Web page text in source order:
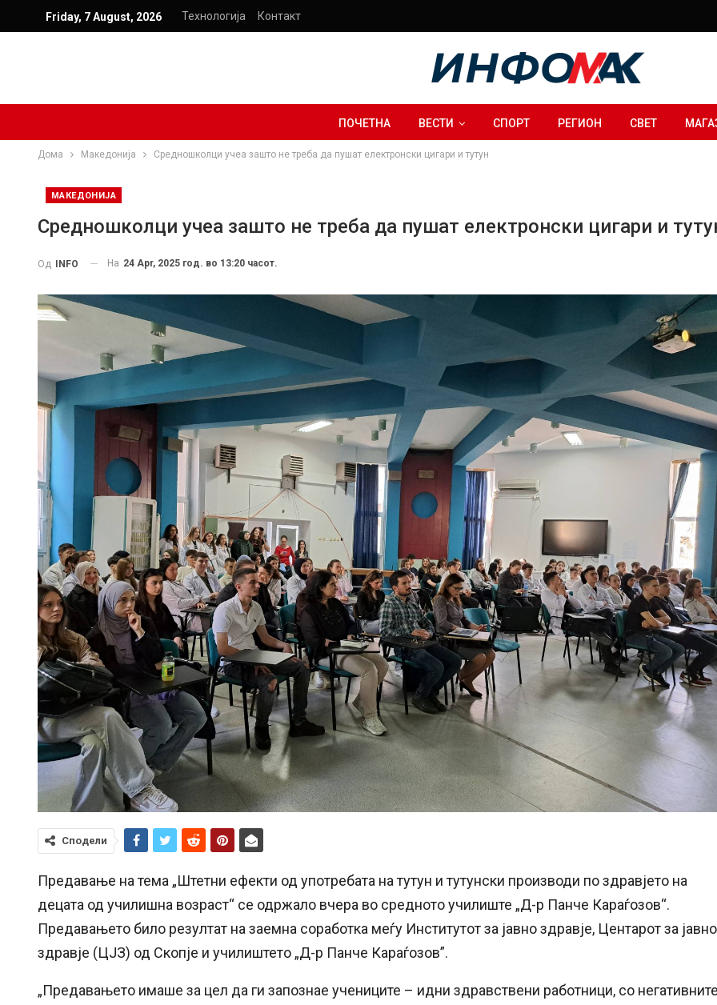
Friday, 7 August, 2026 Технологија Контакт
ПОЧЕТНА ВЕСТИ СПОРТ РЕГИОН СВЕТ
Дома Македонија Средношколци учеа зашто не треба да пушат електронски цигари и тутун
МАКЕДОНИЈА
Средношколци учеа зашто не треба да пушат електронски цигари и
Од INFO На 24 Apr, 2025 год. во 13:20 часот.
Сподели
Предавање на тема „Штетни ефекти од употребата на тутун и тутунски производи по здравјето на
децата од училишна возраст“ се одржало вчера во средното училиште „Д-р Панче Караѓозов“.
Предавањето било резултат на заемна соработка меѓу Институтот за јавно здравје, Центарот за јавно
здравје (ЦЈЗ) од Скопје и училиштето „Д-р Панче Караѓозов”.
„Предавањето имаше за цел да ги запознае учениците – идни здравствени работници, со